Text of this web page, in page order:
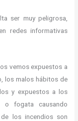
ser muy peligrosa,
redes informativas
vemos expuestos a
los malos hábitos de
y expuestos a los
o fogata causando
de los incendios son